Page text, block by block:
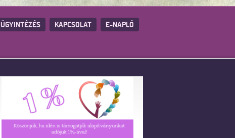
ÜGYINTÉZÉS KAPCSOLAT
E-NAPLÓ